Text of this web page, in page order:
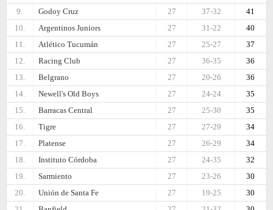
9.
Godoy Cruz 41
37-32
27
10.
Argentinos Juniors 40
31-22
27
11.
Atlético Tucumán 37
25-27
27
12.
Racing Club 36
36-35
27
13.
Belgrano 36
20-26
27
14.
Newell's Old Boys 35
24-24
27
15.
Barracas Central 35
25-30
27
16.
Tigre 34
27-29
27
17.
Platense 34
26-29
27
18.
Instituto Córdoba 32
24-35
27
19.
Sarmiento 30
23-26
27
20.
Unión de Santa Fe 30
19-25
27